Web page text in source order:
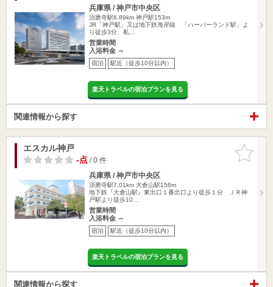
兵庫県 / 神戸市中央区
須磨寺駅6.89km 神戸駅153m
JR「神戸駅」又は地下鉄海岸線 「ハーバーランド駅」よ
り徒歩3分、私…
営業時間
入浴料金 ～
宿泊 駅近（徒歩10分以内）
楽天トラベルの宿泊プランを見る
関連情報から探す
お気に入
りに追加
エスカル神戸
-点/ 0 件
兵庫県 / 神戸市中央区
須磨寺駅7.01km 大倉山駅156m
地下鉄『大倉山駅』東出口１番出口より徒歩１分 ＪＲ神
戸駅より徒歩10…
営業時間
入浴料金 ～
宿泊 駅近（徒歩10分以内）
楽天トラベルの宿泊プランを見る
関連情報から探す